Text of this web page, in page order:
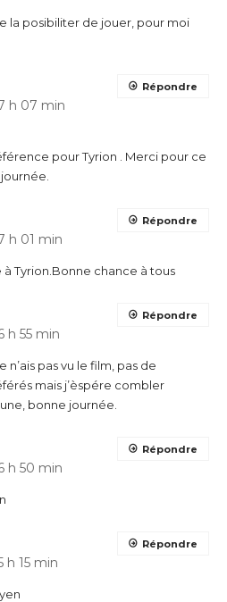
la posibiliter de jouer, pour moi
h 07 min
pour Tyrion . Merci pour ce
Répondre
h 01 min
Tyrion.Bonne chance à tous
Répondre
h 55 min
n’ais pas vu le film, pas de
mais j’èspére combler
bonne journée.
Répondre
h 50 min
Répondre
h 15 min
Répondre